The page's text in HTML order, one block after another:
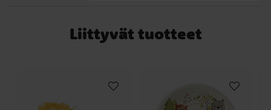
Liittyvät tuotteet